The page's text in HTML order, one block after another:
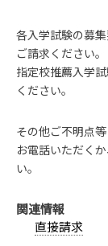
各入学試験の募
ご請求ください。
指定校推薦入学
ください。
その他ご不明点
お電話いただく
い。
関連情報
直接請求